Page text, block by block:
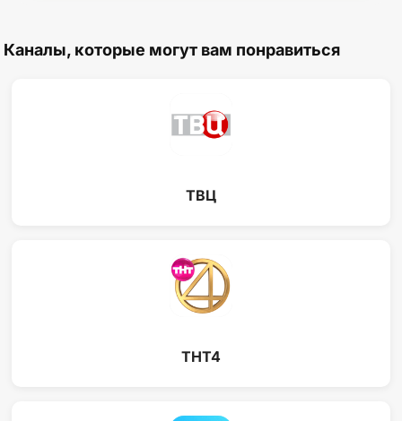
Каналы, которые могут вам понравиться
ТВЦ
ТНТ4